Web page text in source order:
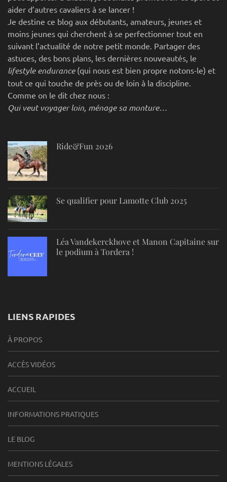
aider d’autres cavaliers à se lancer !
Je destine ce blog aux débutants, amateurs, jeunes et
moins jeunes qui cherchent à se perfectionner tout en
suivant l’actualité de notre petit monde. Partager des
astuces, des bons plans, les dernières nouveautés, le
lifestyle endurance(qui nous est bien propre notons-le) et
tout ce qui touche de près ou de loin à la discipline.
Comme on le dit chez nous :
Qui veut voyager loin, ménage sa monture…
Ride&Fun 2026
Se qualifier pour Lamotte Club 2025
Léa Vandekerckhove et Manon Capitaine sur
le podium à Tordera !
LIENS RAPIDES
À PROPOS
ACCÈS VIDÉOS
ACCUEIL
INFORMATIONS PRATIQUES
LE BLOG
MENTIONS LÉGALES